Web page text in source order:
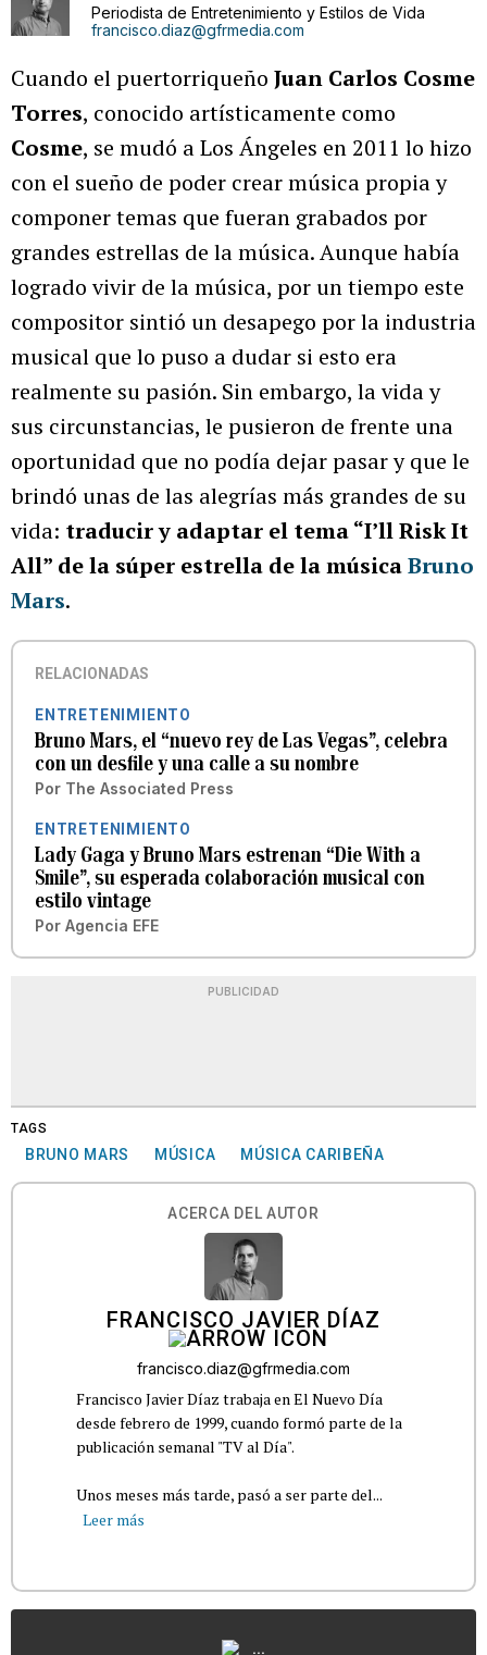
Periodista de Entretenimiento y Estilos de Vida
francisco.diaz@gfrmedia.com
Cuando el puertorriqueño Juan Carlos Cosme
Torres, conocido artísticamente como
Cosme, se mudó a Los Ángeles en 2011 lo hizo
con el sueño de poder crear música propia y
componer temas que fueran grabados por
grandes estrellas de la música. Aunque había
logrado vivir de la música, por un tiempo este
compositor sintió un desapego por la industria
musical que lo puso a dudar si esto era
realmente su pasión. Sin embargo, la vida y
sus circunstancias, le pusieron de frente una
oportunidad que no podía dejar pasar y que le
brindó unas de las alegrías más grandes de su
vida: traducir y adaptar el tema “I’ll Risk It
All” de la súper estrella de la músicaBruno
Mars.
RELACIONADAS
ENTRETENIMIENTO
Bruno Mars, el “nuevo rey de Las Vegas”, celebra
con un desfile y una calle a su nombre
Por The Associated Press
ENTRETENIMIENTO
Lady Gaga y Bruno Mars estrenan “Die With a
Smile”, su esperada colaboración musical con
estilo vintage
Por Agencia EFE
PUBLICIDAD
TAGS
BRUNO MARS MÚSICA MÚSICA CARIBEÑA
ACERCA DEL AUTOR
FRANCISCO JAVIER DÍAZ
francisco.diaz@gfrmedia.com
Francisco Javier Díaz trabaja en El Nuevo Día
desde febrero de 1999, cuando formó parte de la
publicación semanal "TV al Día".
Unos meses más tarde, pasó a ser parte del...
Leer más
...